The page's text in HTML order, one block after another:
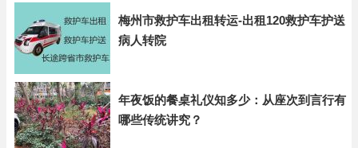
梅州市救护车出租转运-出租120救护车护送
病人转院
年夜饭的餐桌礼仪知多少：从座次到言行有
哪些传统讲究？